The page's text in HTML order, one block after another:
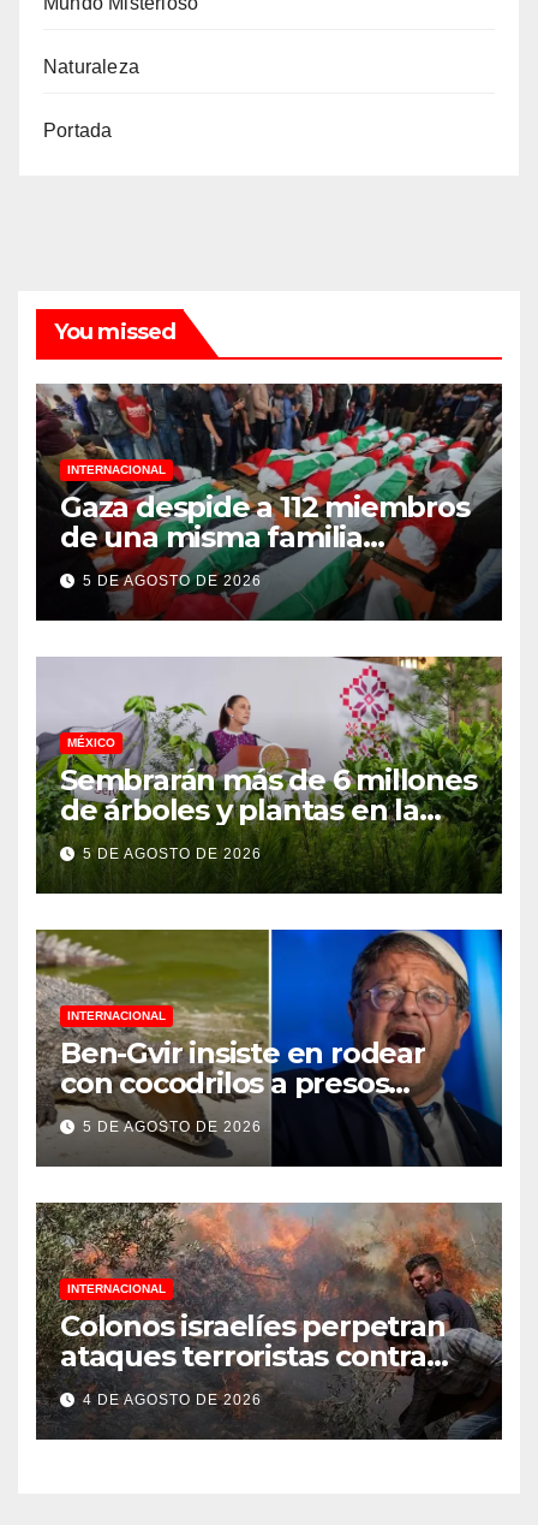
Naturaleza
Portada
You missed
INTERNACIONAL
Gaza despide a 112 miembros
de una misma familia
asesinados durante el
genocidio
5 DE AGOSTO DE 2026
MÉXICO
Sembrarán más de 6 millones
de árboles y plantas en la
Jornada Nacional de
Reforestación 2026
5 DE AGOSTO DE 2026
INTERNACIONAL
Ben-Gvir insiste en rodear
con cocodrilos a presos
palestinos
5 DE AGOSTO DE 2026
INTERNACIONAL
Colonos israelíes perpetran
ataques terroristas contra
familias palestinas en
Cisjordania
4 DE AGOSTO DE 2026